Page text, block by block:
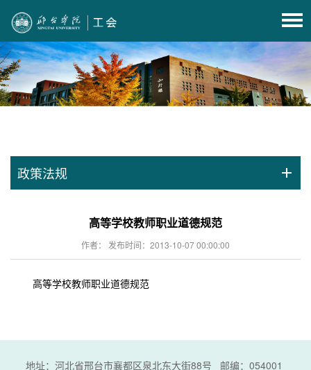
政策法规
高等学校教师职业道德规范
作者： 发布时间：2013-10-07 00:00:00
高等学校教师职业道德规范
地址：河北省邢台市襄都区泉北东大街88号 邮编：054001